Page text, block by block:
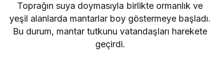
Toprağın suya doymasıyla birlikte ormanlık ve
yeşil alanlarda mantarlar boy göstermeye başladı.
Bu durum, mantar tutkunu vatandaşları harekete
geçirdi.